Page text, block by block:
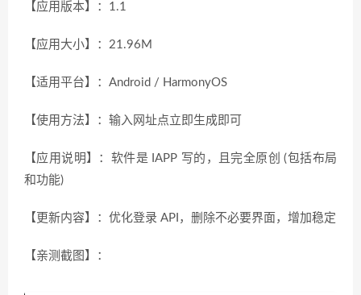
【应用版本】：1.1
【应用大小】：21.96M
【适用平台】：Android / HarmonyOS
【使用方法】：输入网址点立即生成即可
【应用说明】：软件是 IAPP 写的，且完全原创 (包括布局
和功能)
【更新内容】：优化登录 API，删除不必要界面，增加稳定
【亲测截图】：